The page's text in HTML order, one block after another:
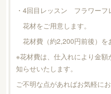
・4回目レッスン フラワーフ
花材をご用意します。
花材費（約2,200円前後）を
※花材費は、仕入れにより金
知らせいたします。
ご不明な点があればお気軽に